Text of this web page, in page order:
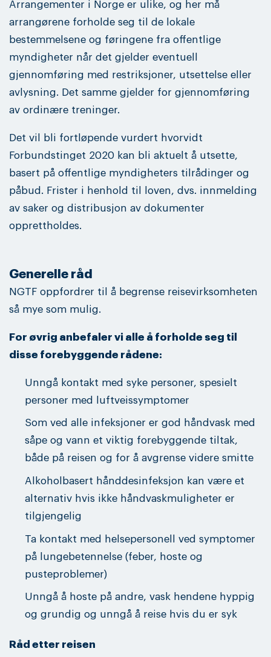
Arrangementer i Norge er ulike, og her må
arrangørene forholde seg til de lokale
bestemmelsene og føringene fra offentlige
myndigheter når det gjelder eventuell
gjennomføring med restriksjoner, utsettelse eller
avlysning. Det samme gjelder for gjennomføring
av ordinære treninger.
Det vil bli fortløpende vurdert hvorvidt
Forbundstinget 2020 kan bli aktuelt å utsette,
basert på offentlige myndigheters tilrådinger og
påbud. Frister i henhold til loven, dvs. innmelding
av saker og distribusjon av dokumenter
opprettholdes.
Generelle råd
NGTF oppfordrer til å begrense reisevirksomheten
så mye som mulig.
For øvrig anbefaler vi alle å forholde seg til
disse forebyggende rådene:
Unngå kontakt med syke personer, spesielt
personer med luftveissymptomer
Som ved alle infeksjoner er god håndvask med
såpe og vann et viktig forebyggende tiltak,
både på reisen og for å avgrense videre smitte
Alkoholbasert hånddesinfeksjon kan være et
alternativ hvis ikke håndvaskmuligheter er
tilgjengelig
Ta kontakt med helsepersonell ved symptomer
på lungebetennelse (feber, hoste og
pusteproblemer)
Unngå å hoste på andre, vask hendene hyppig
og grundig og unngå å reise hvis du er syk
Råd etter reisen